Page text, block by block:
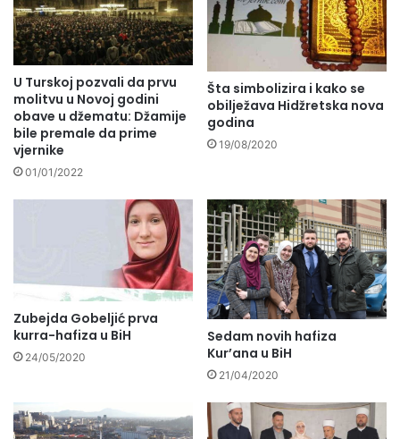
U Turskoj pozvali da prvu
molitvu u Novoj godini
obave u džematu: Džamije
bile premale da prime
vjernike
01/01/2022
Šta simbolizira i kako se
obilježava Hidžretska nova
godina
19/08/2020
Zubejda Gobeljić prva
kurra-hafiza u BiH
24/05/2020
Sedam novih hafiza
Kur’ana u BiH
21/04/2020